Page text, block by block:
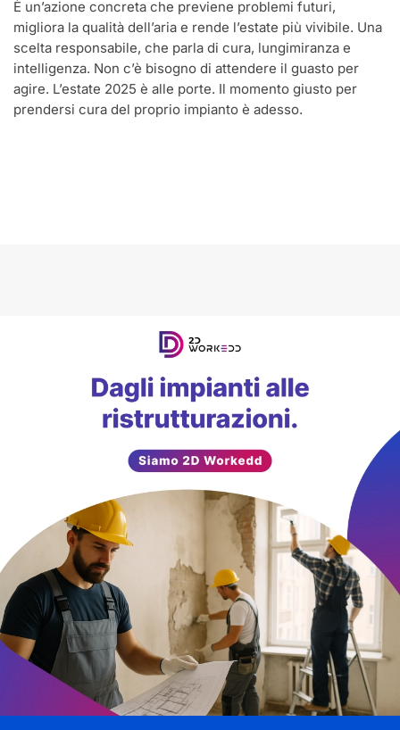
È un’azione concreta che previene problemi futuri,
migliora la qualità dell’aria e rende l’estate più vivibile. Una
scelta responsabile, che parla di cura, lungimiranza e
intelligenza. Non c’è bisogno di attendere il guasto per
agire. L’estate 2025 è alle porte. Il momento giusto per
prendersi cura del proprio impianto è adesso.